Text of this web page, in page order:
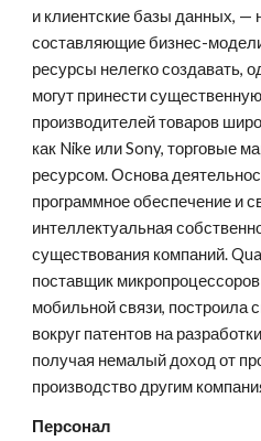
и клиентские базы данных, —
составляющие бизнес-
ресурсы нелегко создавать,
могут принести
производителей товаров
как Nike или Sony, торговые
ресурсом. Основа
программное обеспечение и
интеллектуальная
существования компаний.
поставщик
мобильной связи, построила
вокруг патентов на
получая немалый доход от
производство другим
Персонал